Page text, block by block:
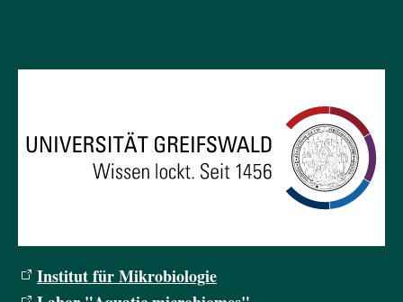
Institut für Mikrobiologie